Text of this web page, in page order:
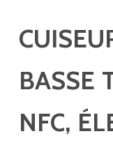
BASSE
NFC,